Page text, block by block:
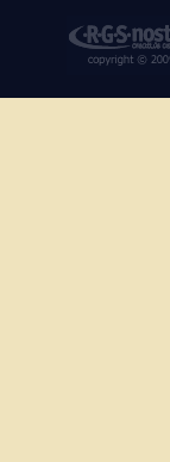
RGS Nostromo